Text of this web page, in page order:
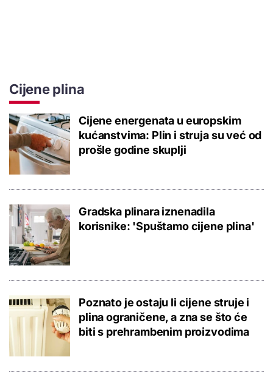
Cijene plina
Cijene energenata u europskim
kućanstvima: Plin i struja su već od
prošle godine skuplji
Gradska plinara iznenadila
korisnike: 'Spuštamo cijene plina'
Poznato je ostaju li cijene struje i
plina ograničene, a zna se što će
biti s prehrambenim proizvodima